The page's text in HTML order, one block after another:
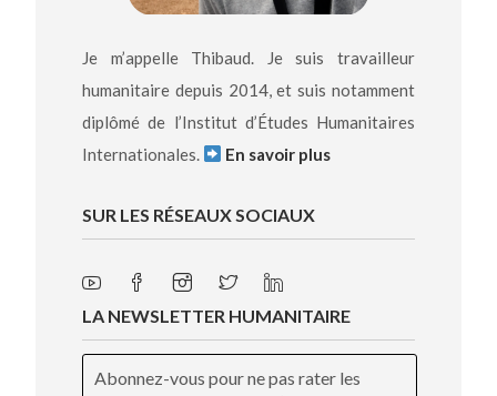
Je m’appelle Thibaud. Je suis travailleur
humanitaire depuis 2014, et suis notamment
diplômé de l’Institut d’Études Humanitaires
Internationales.
En savoir plus
SUR LES RÉSEAUX SOCIAUX
LA NEWSLETTER HUMANITAIRE
Abonnez-vous pour ne pas rater les